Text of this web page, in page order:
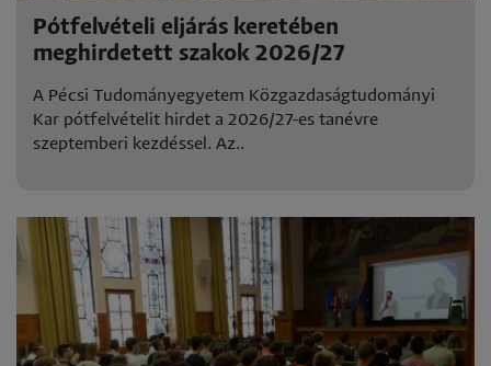
Pótfelvételi eljárás keretében
meghirdetett szakok 2026/27
A Pécsi Tudományegyetem Közgazdaságtudományi
Kar pótfelvételit hirdet a 2026/27-es tanévre
szeptemberi kezdéssel. Az..